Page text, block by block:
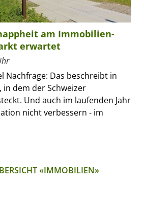
am Immobilien-
erwartet
Nachfrage: Das beschreibt in
in dem der Schweizer
Und auch im laufenden Jahr
nicht verbessern - im
«IMMOBILIEN»